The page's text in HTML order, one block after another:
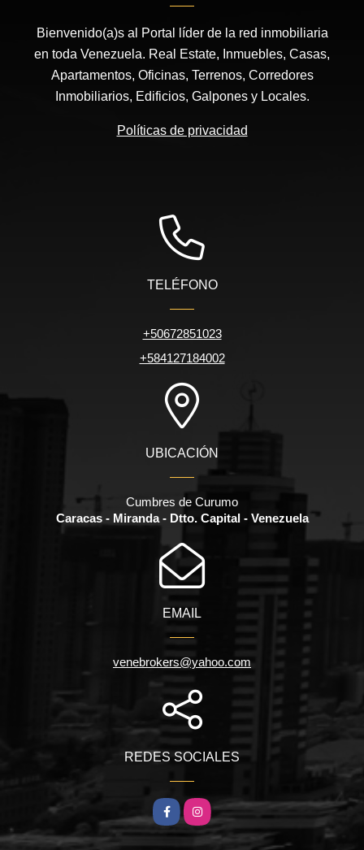
Bienvenido(a)s al Portal líder de la red inmobiliaria
en toda Venezuela. Real Estate, Inmuebles, Casas,
Apartamentos, Oficinas, Terrenos, Corredores
Inmobiliarios, Edificios, Galpones y Locales.
Políticas de privacidad
TELÉFONO
+50672851023
+584127184002
UBICACIÓN
Cumbres de Curumo
Caracas - Miranda - Dtto. Capital - Venezuela
EMAIL
venebrokers@yahoo.com
REDES SOCIALES
FacebookInstagram